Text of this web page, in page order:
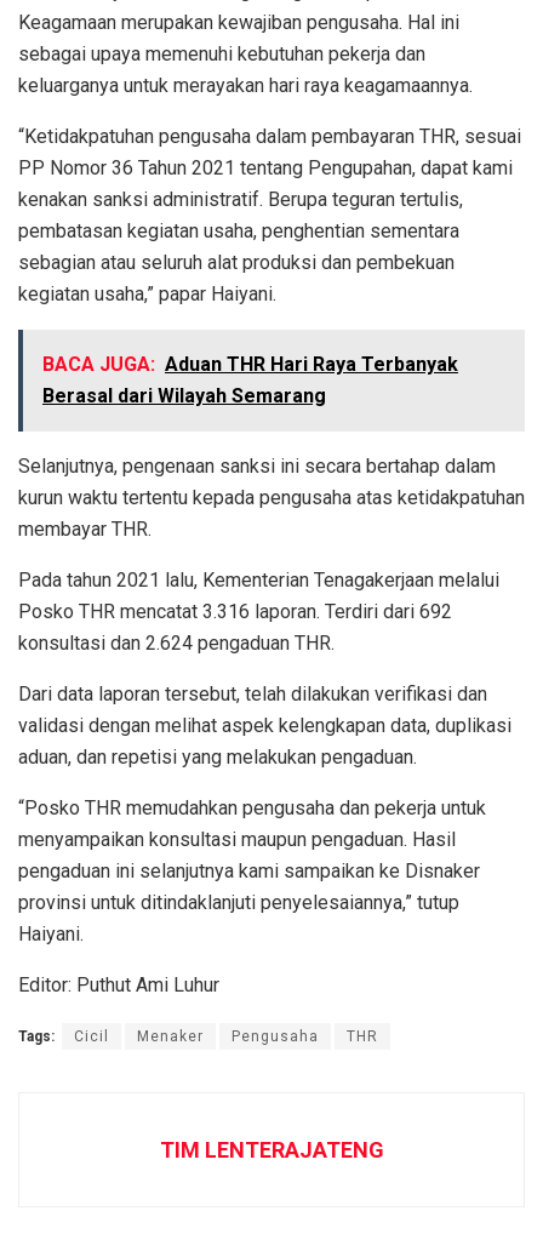
Keagamaan merupakan kewajiban pengusaha. Hal ini
sebagai upaya memenuhi kebutuhan pekerja dan
keluarganya untuk merayakan hari raya keagamaannya.
“Ketidakpatuhan pengusaha dalam pembayaran THR, sesuai
PP Nomor 36 Tahun 2021 tentang Pengupahan, dapat kami
kenakan sanksi administratif. Berupa teguran tertulis,
pembatasan kegiatan usaha, penghentian sementara
sebagian atau seluruh alat produksi dan pembekuan
kegiatan usaha,” papar Haiyani.
BACA JUGA: Aduan THR Hari Raya Terbanyak
Berasal dari Wilayah Semarang
Selanjutnya, pengenaan sanksi ini secara bertahap dalam
kurun waktu tertentu kepada pengusaha atas ketidakpatuhan
membayar THR.
Pada tahun 2021 lalu, Kementerian Tenagakerjaan melalui
Posko THR mencatat 3.316 laporan. Terdiri dari 692
konsultasi dan 2.624 pengaduan THR.
Dari data laporan tersebut, telah dilakukan verifikasi dan
validasi dengan melihat aspek kelengkapan data, duplikasi
aduan, dan repetisi yang melakukan pengaduan.
“Posko THR memudahkan pengusaha dan pekerja untuk
menyampaikan konsultasi maupun pengaduan. Hasil
pengaduan ini selanjutnya kami sampaikan ke Disnaker
provinsi untuk ditindaklanjuti penyelesaiannya,” tutup
Haiyani.
Editor: Puthut Ami Luhur
Tags: Cicil Menaker Pengusaha THR
TIM LENTERAJATENG